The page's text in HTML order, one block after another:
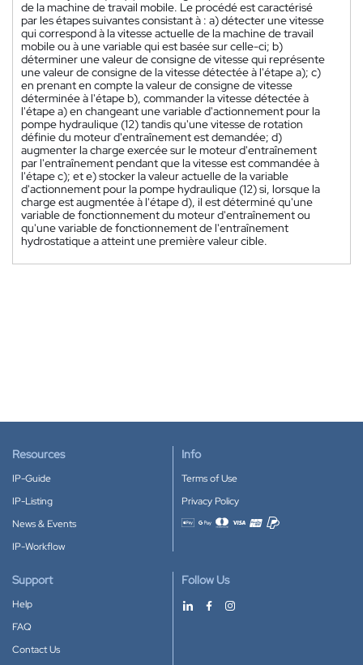
de la machine de travail mobile. Le procédé est caractérisé
par les étapes suivantes consistant à : a) détecter une vitesse
qui correspond à la vitesse actuelle de la machine de travail
mobile ou à une variable qui est basée sur celle-ci; b)
déterminer une valeur de consigne de vitesse qui représente
une valeur de consigne de la vitesse détectée à l'étape a); c)
en prenant en compte la valeur de consigne de vitesse
déterminée à l'étape b), commander la vitesse détectée à
l'étape a) en changeant une variable d'actionnement pour la
pompe hydraulique (12) tandis qu'une vitesse de rotation
définie du moteur d'entraînement est demandée; d)
augmenter la charge exercée sur le moteur d'entraînement
par l'entraînement pendant que la vitesse est commandée à
l'étape c); et e) stocker la valeur actuelle de la variable
d'actionnement pour la pompe hydraulique (12) si, lorsque la
charge est augmentée à l'étape d), il est déterminé qu'une
variable de fonctionnement du moteur d'entraînement ou
qu'une variable de fonctionnement de l'entraînement
hydrostatique a atteint une première valeur cible.
Resources
IP-Guide
IP-Listing
News & Events
IP-Workflow
Info
Terms of Use
Privacy Policy
Accepted payment methods
Support
Help
FAQ
Contact Us
Follow Us